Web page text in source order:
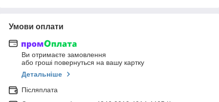
Умови оплати
Ви отримаєте замовлення
або гроші повернуться на вашу картку
Детальніше
Післяплата